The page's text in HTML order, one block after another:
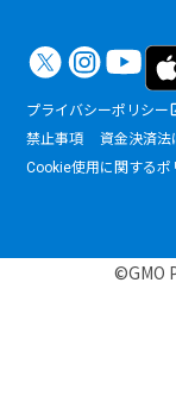
プライバシーポリシー
禁止事項
資金決済法
Cookie使用に関するポ
©GMO